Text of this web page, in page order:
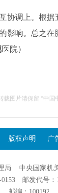
协调上。根
影响。总之在
院）
图片请保留 “中国
版权声明 广
局 中央国家机
邮发代号：